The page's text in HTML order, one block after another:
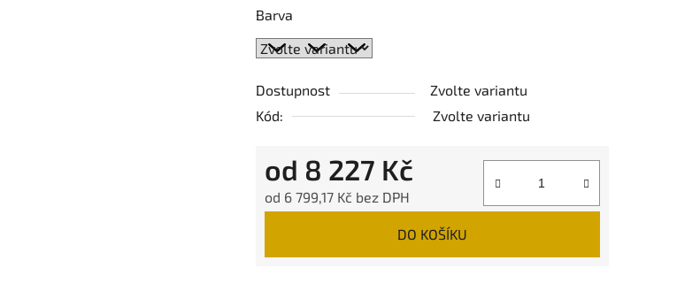
Barva
Dostupnost
Zvolte variantu
Kód:
Zvolte variantu
od 8 227 Kč
od 6 799,17 Kč bez DPH
DO KOŠÍKU